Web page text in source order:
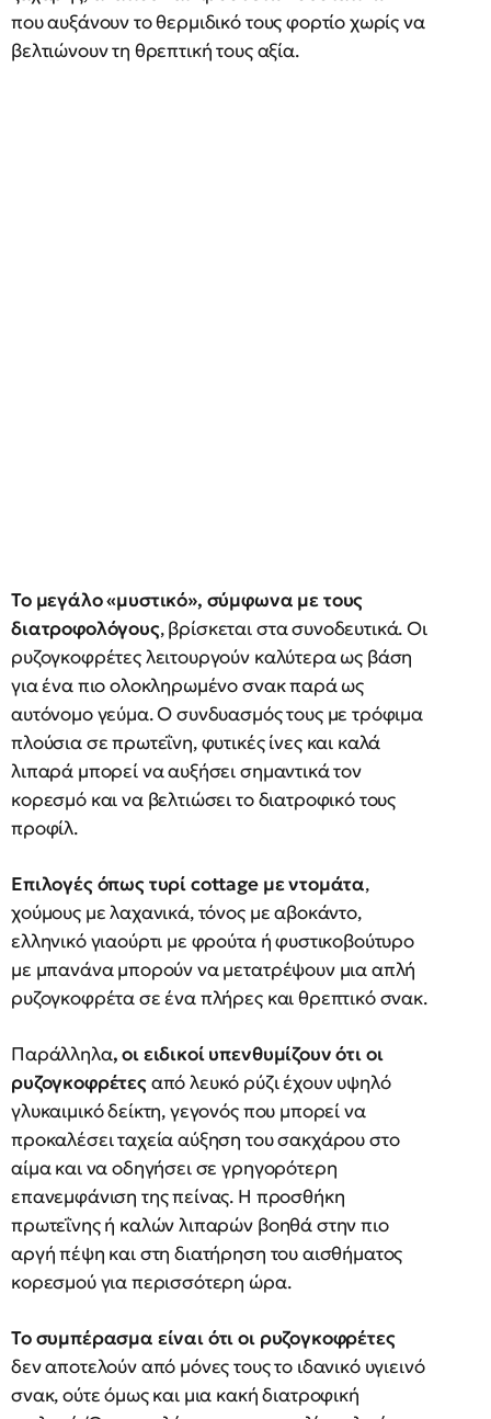
που αυξάνουν το θερμιδικό τους φορτίο χωρίς να
βελτιώνουν τη θρεπτική τους αξία.
Το μεγάλο «μυστικό», σύμφωνα με τους
διατροφολόγους, βρίσκεται στα συνοδευτικά. Οι
ρυζογκοφρέτες λειτουργούν καλύτερα ως βάση
για ένα πιο ολοκληρωμένο σνακ παρά ως
αυτόνομο γεύμα. Ο συνδυασμός τους με τρόφιμα
πλούσια σε πρωτεΐνη, φυτικές ίνες και καλά
λιπαρά μπορεί να αυξήσει σημαντικά τον
κορεσμό και να βελτιώσει το διατροφικό τους
προφίλ.
Επιλογές όπως τυρί cottage με ντομάτα,
χούμους με λαχανικά, τόνος με αβοκάντο,
ελληνικό γιαούρτι με φρούτα ή φυστικοβούτυρο
με μπανάνα μπορούν να μετατρέψουν μια απλή
ρυζογκοφρέτα σε ένα πλήρες και θρεπτικό σνακ.
Παράλληλα, οι ειδικοί υπενθυμίζουν ότι οι
ρυζογκοφρέτεςαπό λευκό ρύζι έχουν υψηλό
γλυκαιμικό δείκτη, γεγονός που μπορεί να
προκαλέσει ταχεία αύξηση του σακχάρου στο
αίμα και να οδηγήσει σε γρηγορότερη
επανεμφάνιση της πείνας. Η προσθήκη
πρωτεΐνης ή καλών λιπαρών βοηθά στην πιο
αργή πέψη και στη διατήρηση του αισθήματος
κορεσμού για περισσότερη ώρα.
Το συμπέρασμα είναι ότι οι ρυζογκοφρέτες
δεν αποτελούν από μόνες τους το ιδανικό υγιεινό
σνακ, ούτε όμως και μια κακή διατροφική